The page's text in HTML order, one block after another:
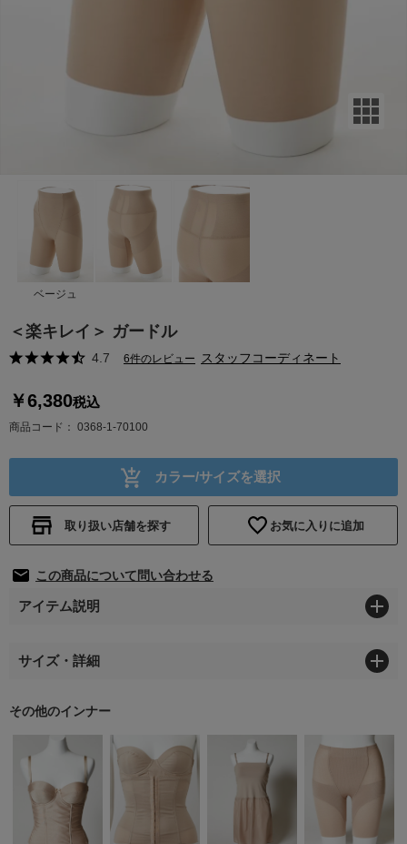
ベージュ
＜楽キレイ＞ ガードル
4.7 6件のレビュー スタッフコーディネート
￥6,380税込
商品コード 0368-1-70100
カラー/サイズを選択
取り扱い店舗を探す お気に入りに追加
この商品について問い合わせる
アイテム説明
サイズ・詳細
その他のインナー